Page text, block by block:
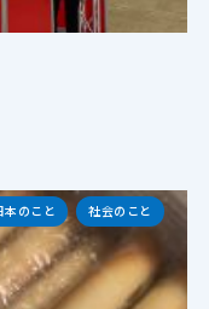
本のこと 社会のこと